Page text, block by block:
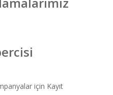
için Kayıt